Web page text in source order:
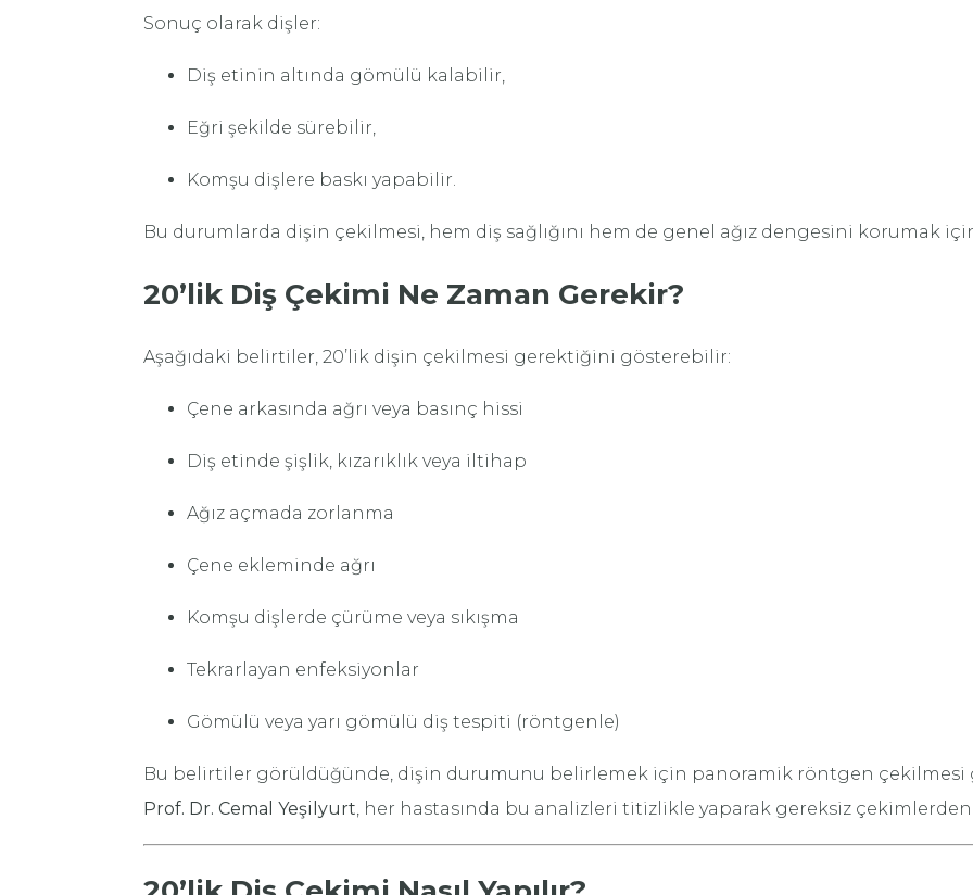
Sonuç olarak dişler:
Diş etinin altında gömülü kalabilir,
Eğri şekilde sürebilir,
Komşu dişlere baskı yapabilir.
Bu durumlarda dişin çekilmesi, hem diş sağlığını hem de genel ağız dengesini korumak
20’lik Diş Çekimi Ne Zaman Gerekir?
Aşağıdaki belirtiler, 20’lik dişin çekilmesi gerektiğini gösterebilir:
Çene arkasında ağrı veya basınç hissi
Diş etinde şişlik, kızarıklık veya iltihap
Ağız açmada zorlanma
Çene ekleminde ağrı
Komşu dişlerde çürüme veya sıkışma
Tekrarlayan enfeksiyonlar
Gömülü veya yarı gömülü diş tespiti (röntgenle)
Bu belirtiler görüldüğünde, dişin durumunu belirlemek için panoramik röntgen çekilmesi
Prof. Dr. Cemal Yeşilyurt, her hastasında bu analizleri titizlikle yaparak gereksiz çekimlerden